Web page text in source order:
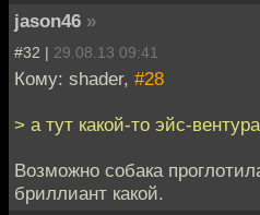
jason46 »
#32 | 29.08.13 09:41
Кому: shader, #28
> а тут какой-то эйс-вентура
Возможно собака
бриллиант какой.